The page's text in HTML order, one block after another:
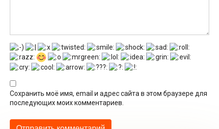
Сохранить моё имя, email и адрес сайта в этом браузере для
последующих моих комментариев.